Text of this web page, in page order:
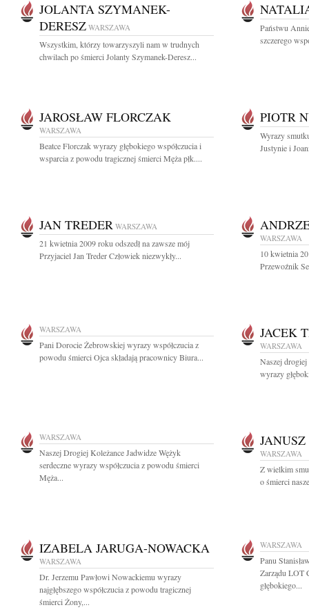
JOLANTA SZYMANEK-
DERESZ WARSZAWA
Wszystkim, którzy towarzyszyli nam w trudnych
chwilach po śmierci Jolanty Szymanek-Deresz...
Państwu
szczerego
JAROSŁAW FLORCZAK
WARSZAWA
Beatce Florczak wyrazy głębokiego współczucia i
wsparcia z powodu tragicznej śmierci Męża płk....
PIOTR
Wyrazy
Justynie i
JAN TREDER WARSZAWA
21 kwietnia 2009 roku odszedł na zawsze mój
Przyjaciel Jan Treder Człowiek niezwykły...
WARSZAWA
10 kwietnia
Przewoźnik
WARSZAWA
Pani Dorocie Żebrowskiej wyrazy współczucia z
powodu śmierci Ojca składają pracownicy Biura...
JACEK
WARSZAWA
Naszej
wyrazy
WARSZAWA
Naszej Drogiej Koleżance Jadwidze Wężyk
serdeczne wyrazy współczucia z powodu śmierci
Męża...
WARSZAWA
Z wielkim
o śmierci
IZABELA JARUGA-NOWACKA
WARSZAWA
Dr. Jerzemu Pawłowi Nowackiemu wyrazy
najgłębszego współczucia z powodu tragicznej
śmierci Żony,...
WARSZAWA
Panu
Zarządu LOT
głębokiego...